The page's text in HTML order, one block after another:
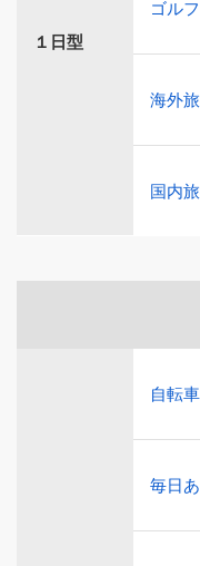
１日型
ゴル
海外
国内
自転
毎日